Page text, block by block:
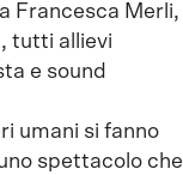
Francesca Merli,
tutti allievi
e sound
umani si fanno
spettacolo che